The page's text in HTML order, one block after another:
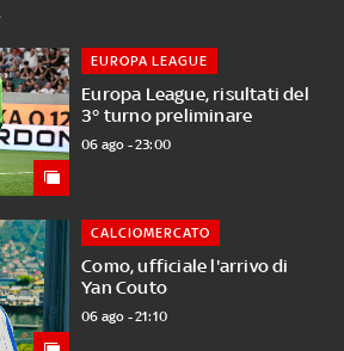
Europa League, risultati del
3° turno preliminare
EUROPA LEAGUE
06 ago - 23:00
Como, ufficiale l'arrivo di
Yan Couto
CALCIOMERCATO
06 ago - 21:10